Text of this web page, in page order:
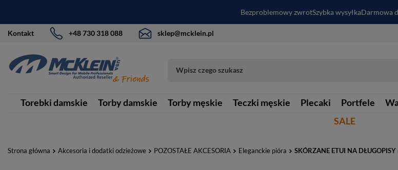
Bezproblemowy zwrotSzybka wysyłkaDarmowa
Kontakt +48 730 318 088 sklep@mcklein.pl
Torebki damskie Torby damskie Torby męskie Teczki męskie Plecaki Portfele
SALE
Strona główna Akcesoria i dodatki odzieżowe POZOSTAŁE AKCESORIA Eleganckie pióra SKÓRZANE ETUI NA